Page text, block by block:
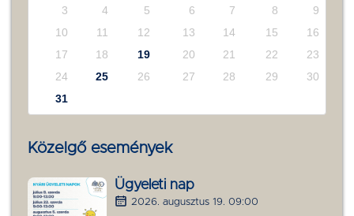
3
4 5 6 7 8
9
10
11 12 13 14 15
16
17
18 19 20 21 22
23
24
25 26 27 28 29
30
31
Közelgő események
Ügyeleti nap
2026. augusztus 19. 09:00